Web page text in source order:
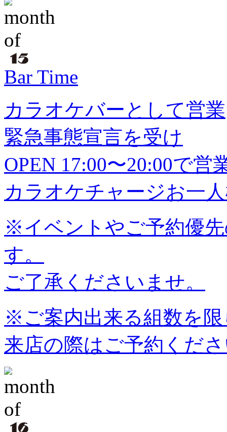
Bar Time
カラオケバーとして営業
緊急事態宣言を受け
OPEN 17:00〜20:00で営
カラオケチャージお一
※イベントやご予約優
す。
ご了承くださいませ。
※ご案内出来る組数を
来店の際はご予約くだ